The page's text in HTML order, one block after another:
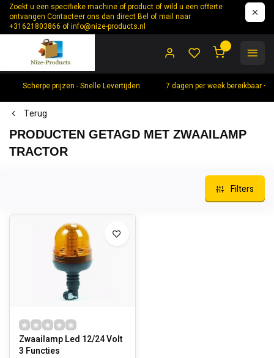
Zoekt u een specifieke machine of product of wild u een offerte
ontvangen Contacteer ons dan direct Bel of mail naar
+31621803866 ofinfo@nize-products.nl
Scherpe prijzen - Snelle Levertijden 7 dagen per week bereikbaar
Terug
PRODUCTEN GETAGD MET ZWAAILAMP
TRACTOR
Filters
Zwaailamp Led 12/24 Volt
3 Functies